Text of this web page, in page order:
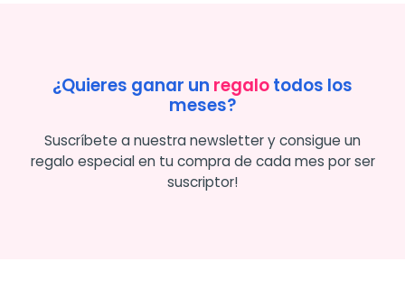
¿Quieres ganar un regalotodos los
meses?
Suscríbete a nuestra newsletter y consigue un
regalo especial en tu compra de cada mes por ser
suscriptor!